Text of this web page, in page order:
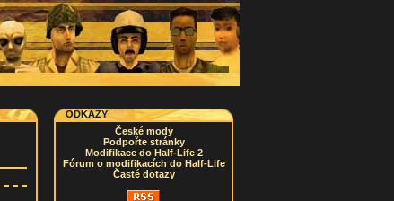
ODKAZY
České mody
Podpořte stránky
Modifikace do Half-Life 2
Fórum o modifikacích do Half-Life
Časté dotazy